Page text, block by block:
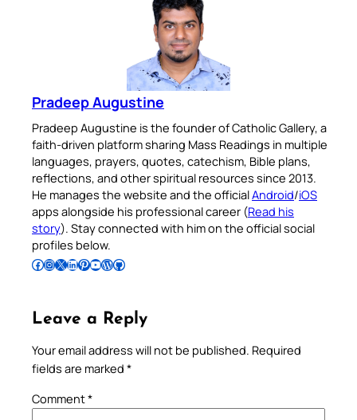
Pradeep Augustine
Pradeep Augustine is the founder of Catholic Gallery, a
faith-driven platform sharing Mass Readings in multiple
languages, prayers, quotes, catechism, Bible plans,
reflections, and other spiritual resources since 2013.
He manages the website and the officialAndroid/iOS
apps alongside his professional career (Read his
story). Stay connected with him on the official social
profiles below.
Follow Pradeep on Facebook Follow Pradeep on InstagramFollow Pradeep on X Follow Pradeep on LinkedIn Follow Pradeep on Pinterest Subscribe to Pradeep’s Youtube Channel Follow Pradeep on WordPress Follow Pradeep on GitHub
Leave a Reply
Your email address will not be published. Required
fields are marked *
Comment*